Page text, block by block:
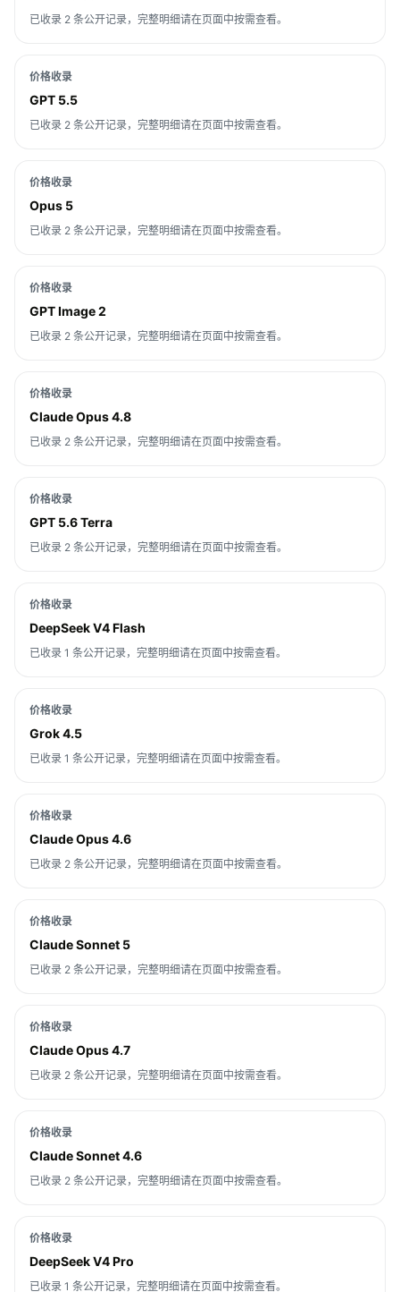
已收录 2 条公开记录，完整明细请在页面中按需查看。
价格收录
GPT 5.5
已收录 2 条公开记录，完整明细请在页面中按需查看。
价格收录
Opus 5
已收录 2 条公开记录，完整明细请在页面中按需查看。
价格收录
GPT Image 2
已收录 2 条公开记录，完整明细请在页面中按需查看。
价格收录
Claude Opus 4.8
已收录 2 条公开记录，完整明细请在页面中按需查看。
价格收录
GPT 5.6 Terra
已收录 2 条公开记录，完整明细请在页面中按需查看。
价格收录
DeepSeek V4 Flash
已收录 1 条公开记录，完整明细请在页面中按需查看。
价格收录
Grok 4.5
已收录 1 条公开记录，完整明细请在页面中按需查看。
价格收录
Claude Opus 4.6
已收录 2 条公开记录，完整明细请在页面中按需查看。
价格收录
Claude Sonnet 5
已收录 2 条公开记录，完整明细请在页面中按需查看。
价格收录
Claude Opus 4.7
已收录 2 条公开记录，完整明细请在页面中按需查看。
价格收录
Claude Sonnet 4.6
已收录 2 条公开记录，完整明细请在页面中按需查看。
价格收录
DeepSeek V4 Pro
已收录 1 条公开记录，完整明细请在页面中按需查看。